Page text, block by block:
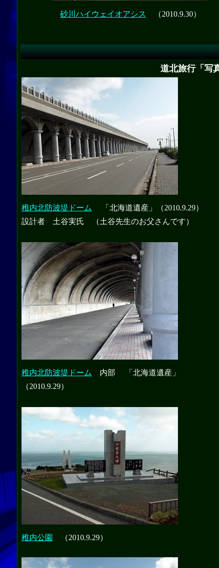
砂川ハイウェイオアシス （2010.9.30）
道北旅行「
稚内北防波堤ドーム 「北海道遺産」
（2010.9.29）
設計者 土谷実氏 （土谷先生のお父さんです）
稚内北防波堤ドーム 内部
「北海道遺産」
（2010.9.29）
稚内公園 （2010.9.29）